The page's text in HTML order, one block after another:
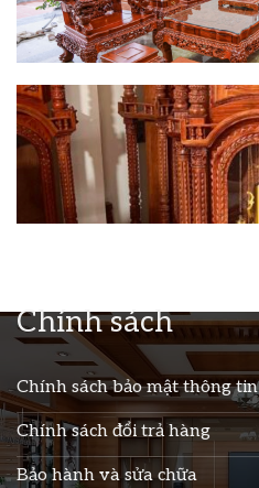
Chính sách
Chính sách bảo mật thông tin
Chính sách đổi trả hàng
Bảo hành và sửa chữa